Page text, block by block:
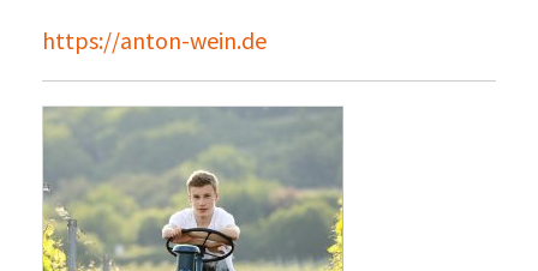
https://anton-wein.de